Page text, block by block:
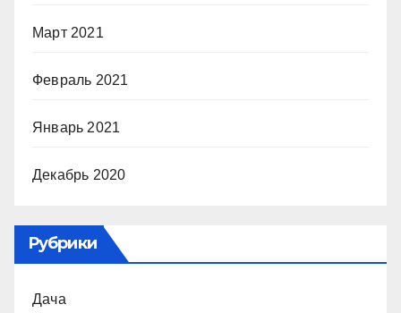
Март 2021
Февраль 2021
Январь 2021
Декабрь 2020
Рубрики
Дача